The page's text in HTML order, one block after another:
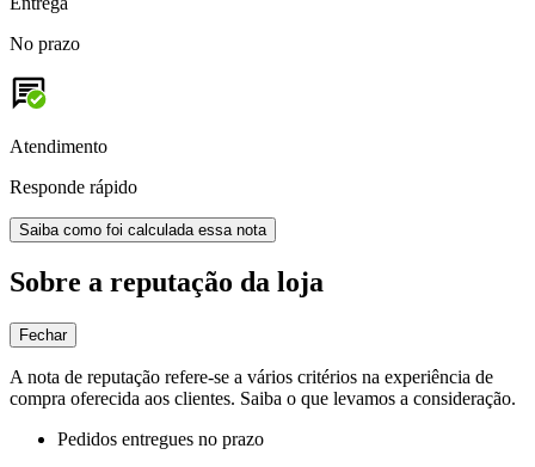
No prazo
Atendimento
Responde rápido
Saiba como foi calculada essa nota
Sobre a reputação da loja
Fechar
A nota de reputação refere-se a vários critérios na experiência de
compra oferecida aos clientes. Saiba o que levamos a consideração.
Pedidos entregues no prazo